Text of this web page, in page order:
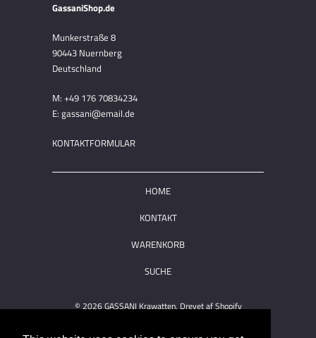
GassaniShop.de
Munkerstraße 8
90443 Nuernberg
Deutschland
M: +49 176 70834234
E: gassani@email.de
KONTAKTFORMULAR
HOME
KONTAKT
WARENKORB
SUCHE
© 2026GASSANI Krawatten. Drevet af Shopify